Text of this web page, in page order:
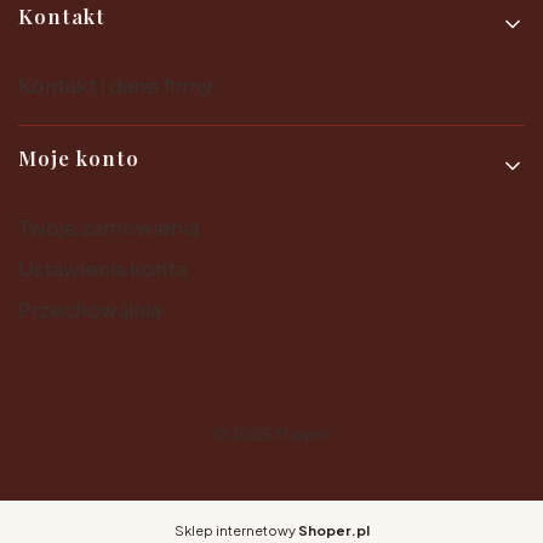
Kontakt
Moje konto
Sklep internetowy Shoper.pl